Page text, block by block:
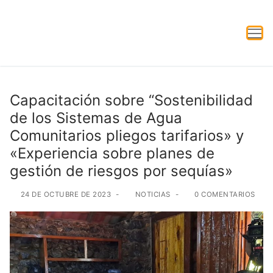
Capacitación sobre “Sostenibilidad
de los Sistemas de Agua
Comunitarios pliegos tarifarios» y
«Experiencia sobre planes de
gestión de riesgos por sequías»
24 DE OCTUBRE DE 2023 - NOTICIAS - 0 COMENTARIOS